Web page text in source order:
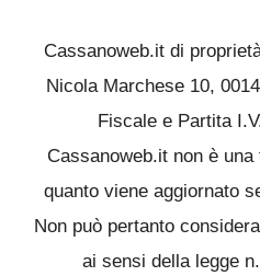
Cassanoweb.it di
Nicola Marchese 10,
Fiscale e Partita
Cassanoweb.it non è
quanto viene aggiornato
Non può pertanto
ai sensi della legge